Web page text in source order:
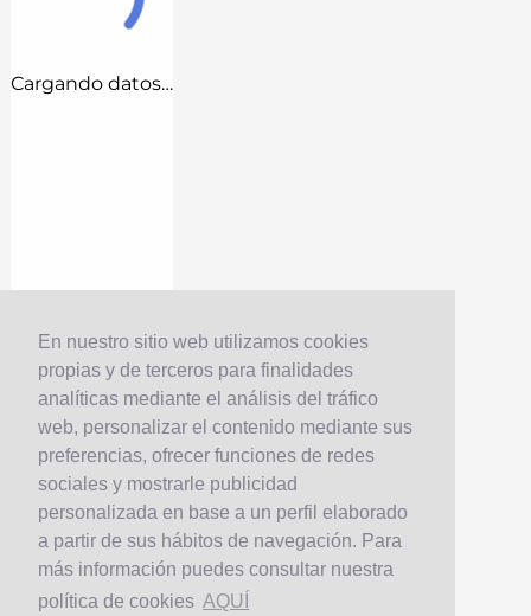
En nuestro sitio web utilizamos cookies
propias y de terceros para finalidades
analíticas mediante el análisis del tráfico
web, personalizar el contenido mediante sus
preferencias, ofrecer funciones de redes
sociales y mostrarle publicidad
personalizada en base a un perfil elaborado
a partir de sus hábitos de navegación. Para
más información puedes consultar nuestra
política de cookies AQUÍ
Cargando datos…